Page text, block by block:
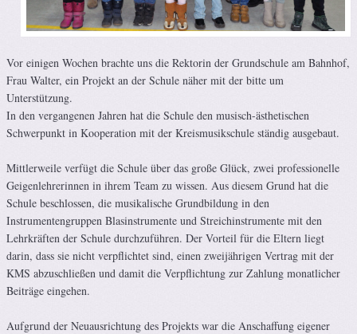
Vor einigen Wochen brachte uns die Rektorin der Grundschule am Bahnhof,
Frau Walter, ein Projekt an der Schule näher mit der bitte um
Unterstützung.
In den vergangenen Jahren hat die Schule den musisch-ästhetischen
Schwerpunkt in Kooperation mit der Kreismusikschule ständig ausgebaut.
Mittlerweile verfügt die Schule über das große Glück, zwei professionelle
Geigenlehrerinnen in ihrem Team zu wissen. Aus diesem Grund hat die
Schule beschlossen, die musikalische Grundbildung in den
Instrumentengruppen Blasinstrumente und Streichinstrumente mit den
Lehrkräften der Schule durchzuführen. Der Vorteil für die Eltern liegt
darin, dass sie nicht verpflichtet sind, einen zweijährigen Vertrag mit der
KMS abzuschließen und damit die Verpflichtung zur Zahlung monatlicher
Beiträge eingehen.
Aufgrund der Neuausrichtung des Projekts war die Anschaffung eigener